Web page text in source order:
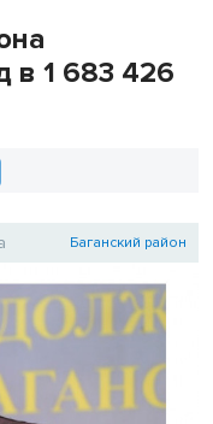
в 1 683 426
Баганский район